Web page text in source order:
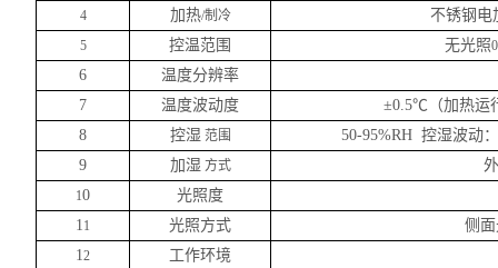
4
加热/制冷 不锈钢电
5 控温范围 无光照
6
温度分辨率
7
温度波动度
±0.5℃（加热运
8
控湿 范围
50-95%RH 控湿波动
9
加湿 方式
10
光照度
11 光照方式
侧
12
工作环境